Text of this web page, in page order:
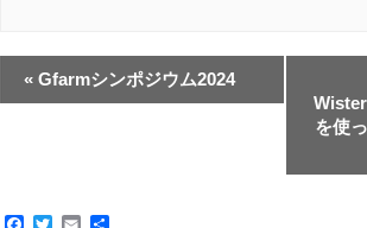
«Gfarmシンポジウム2024
を使
Facebook
TwitterEmail
共